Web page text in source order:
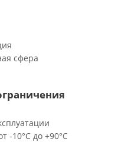
сфера
-10°C до +90°C